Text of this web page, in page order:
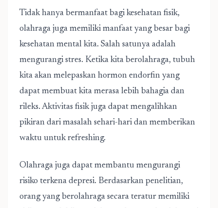
Tidak hanya bermanfaat bagi kesehatan fisik,
olahraga juga memiliki manfaat yang besar bagi
kesehatan mental kita. Salah satunya adalah
mengurangi stres. Ketika kita berolahraga, tubuh
kita akan melepaskan hormon endorfin yang
dapat membuat kita merasa lebih bahagia dan
rileks. Aktivitas fisik juga dapat mengalihkan
pikiran dari masalah sehari-hari dan memberikan
waktu untuk refreshing.
Olahraga juga dapat membantu mengurangi
risiko terkena depresi. Berdasarkan penelitian,
orang yang berolahraga secara teratur memiliki